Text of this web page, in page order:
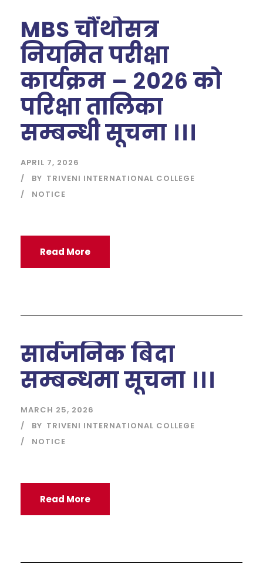
MBS चौंथोसत्र
नियमित परीक्षा
कार्यक्रम – २०२६ को
परिक्षा तालिका
सम्बन्धी सूचना ।।।
APRIL 7, 2026
BY TRIVENI INTERNATIONAL COLLEGE
NOTICE
Read More
सार्वजनिक बिदा
सम्बन्धमा सूचना ।।।
MARCH 25, 2026
BY TRIVENI INTERNATIONAL COLLEGE
NOTICE
Read More